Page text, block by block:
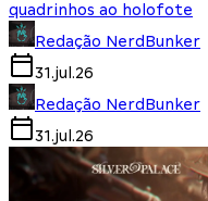
quadrinhos ao holofote
Redação NerdBunker
31.jul.26
Redação NerdBunker
31.jul.26